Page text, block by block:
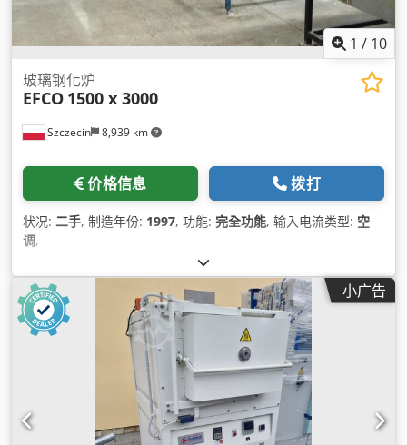
1 / 10
Szczecin 8,939 km
玻璃钢化炉
EFCO 1500 x 3000
价格信息 拨打
状况: 二手, 制造年份: 1997, 功能: 完全功能, 输入电流类型: 空
调,
小广告